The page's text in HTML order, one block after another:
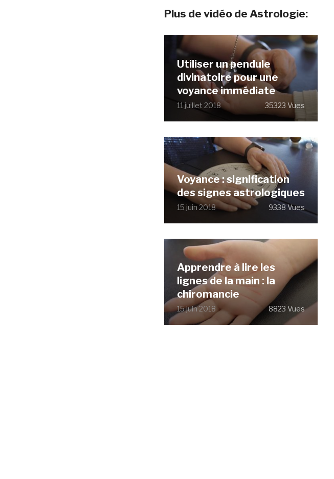
Plus de vidéo de Astrologie:
Utiliser un pendule
divinatoire pour une
voyance immédiate
11 juillet 2018 35323 Vues
Voyance : signification
des signes astrologiques
15 juin 2018 9338 Vues
Apprendre à lire les
lignes de la main : la
chiromancie
15 juin 2018 8823 Vues